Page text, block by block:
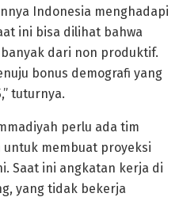
Indonesia menghadapi
ini bisa dilihat bahwa
dari non produktif.
bonus demografi yang
tuturnya.
perlu ada tim
untuk membuat proyeksi
Saat ini angkatan kerja di
yang tidak bekerja